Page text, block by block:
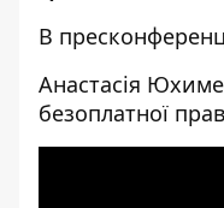
В
Анастасія
безоплатної